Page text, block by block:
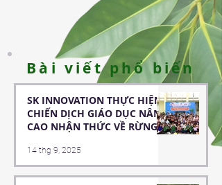
Bài viết phổ biến
SK INNOVATION THỰC HIỆN
CHIẾN DỊCH GIÁO DỤC NÂNG
CAO NHẬN THỨC VỀ RỪNG
SINH TRƯỜNG TIỂU HỌC
HOÀ MINH
14 thg 9, 2025